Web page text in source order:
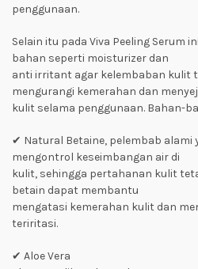
penggunaan.
Selain itu pada Viva Peeling Serum
bahan seperti moisturizer dan
anti irritant agar kelembaban kulit
mengurangi kemerahan dan
kulit selama penggunaan. Bahan-
✔ Natural Betaine, pelembab alami
mengontrol keseimbangan air di
kulit, sehingga pertahanan kulit
betain dapat membantu
mengatasi kemerahan kulit dan
teriritasi.
✔ Aloe Vera